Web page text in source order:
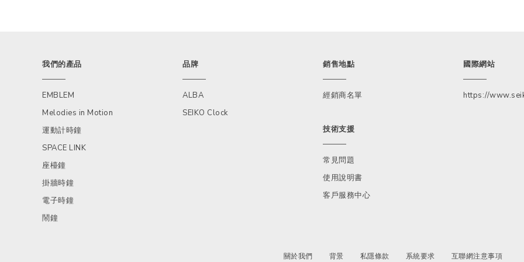
我們的產品
EMBLEM
Melodies in Motion
運動計時鐘
SPACE LINK
座檯鐘
掛牆時鐘
電子時鐘
鬧鐘
品牌
ALBA
SEIKO Clock
銷售地點
經銷商名單
技術支援
常見問題
使用說明書
客戶服務中心
國際網站
https://
關於我們 背景 私隱條款 系統要求 互聯網注意事項